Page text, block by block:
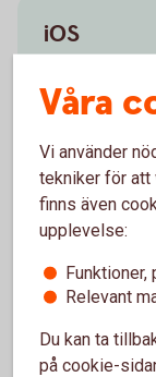
iOS
använda
saknar stöd
ny iPhone
Kontakta
din enhet
Identifiera
Identifiera
Våra
Vi använder
tekniker för att
finns även
upplevelse:
Relevant
Du kan ta
på cookie-